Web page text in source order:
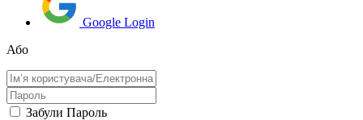
Google Login
Або
Забули Пароль